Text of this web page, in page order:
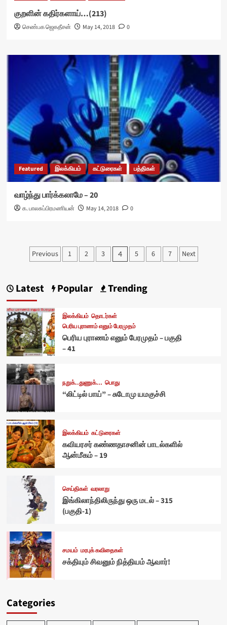
குறளின் கதிர்களாய்…(213)
செண்பக ஜெகதீசன் May 14, 2018 0
Featured இலக்கியம் கட்டுரைகள் பத்திகள்
வாழ்ந்து பார்க்கலாமே – 20
க. பாலசுப்பிரமணியன் May 14, 2018 0
Posts
Previous 1 2 3 4 5 6 7 Next
Latest Popular Trending
இலக்கியம் தொடர்கள்
பெரிய புராணம் எனும் பேரமுதம்
பெரிய புராணம் எனும் பேரமுதம் – பகுதி
– 41
நறுக்..துணுக்... பொது
“லிட்டில் பாய்” – சுடோமு யமகுச்சி
இலக்கியம் கட்டுரைகள்
கவியரசர் கண்ணதாசனின் பாடல்களில்
ஆன்மீகம் – 19
செய்திகள் வரலாறு
இங்கிலாந்திலிருந்து ஒரு மடல் – 315
(பகுதி-1)
சமயம் மரபுக் கவிதைகள்
சக்தியும் சிவனும் நித்தியம் ஆவார்!
Categories